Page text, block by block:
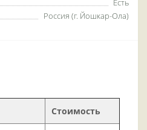
Есть
Россия (г. Йошкар-Ола)
Стоимость